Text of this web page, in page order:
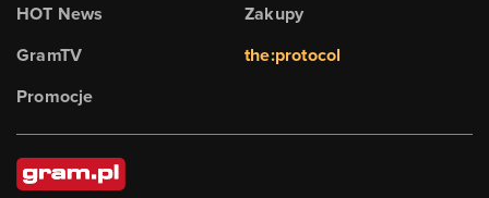
HOT News
GramTV
Promocje
Zakupy
the:protocol